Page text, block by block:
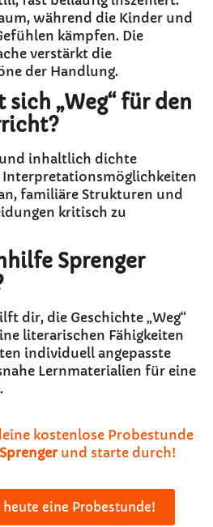
während die Kinder und
kämpfen. Die
verstärkt die
der Handlung.
„Weg“ für den
und inhaltlich dichte
Interpretationsmöglichkeiten
familiäre Strukturen und
kritisch zu
Sprenger
dir, die Geschichte „Weg“
literarischen Fähigkeiten
individuell angepasste
Lernmaterialien für eine
kostenlose Probestunde
und starte durch!
eine Probestunde!